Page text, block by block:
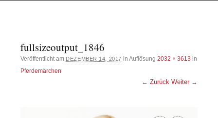
fullsizeoutput_1846
Veröffentlicht am DEZEMBER 14, 2017 in Auflösung 2032 × 3613 in
Pferdemärchen
← Zurück Weiter →